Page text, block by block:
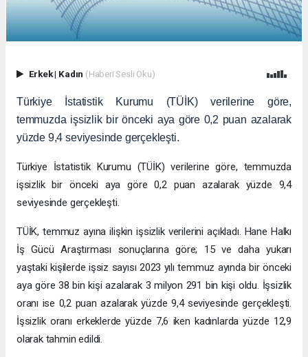
Erkek| Kadın (Haberi Sesli Oku)
Türkiye İstatistik Kurumu (TÜİK) verilerine göre,
temmuzda işsizlik bir önceki aya göre 0,2 puan azalarak
yüzde 9,4 seviyesinde gerçekleşti.
Türkiye İstatistik Kurumu (TÜİK) verilerine göre, temmuzda
işsizlik bir önceki aya göre 0,2 puan azalarak yüzde 9,4
seviyesinde gerçekleşti.
TÜİK, temmuz ayına ilişkin işsizlik verilerini açıkladı. Hane Halkı
İş Gücü Araştırması sonuçlarına göre; 15 ve daha yukarı
yaştaki kişilerde işsiz sayısı 2023 yılı temmuz ayında bir önceki
aya göre 38 bin kişi azalarak 3 milyon 291 bin kişi oldu. İşsizlik
oranı ise 0,2 puan azalarak yüzde 9,4 seviyesinde gerçekleşti.
İşsizlik oranı erkeklerde yüzde 7,6 iken kadınlarda yüzde 12,9
olarak tahmin edildi.